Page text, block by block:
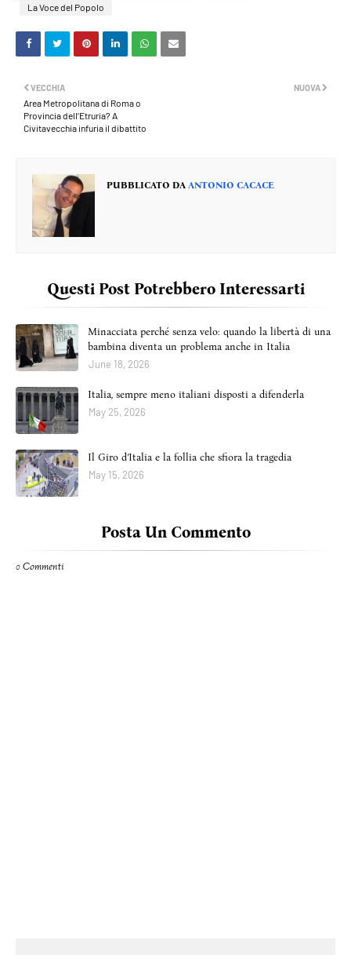
La Voce del Popolo
NUOVA
VECCHIA
Area Metropolitana di Roma o
Provincia dell’Etruria? A
Civitavecchia infuria il dibattito
PUBBLICATO DA ANTONIO CACACE
Questi Post Potrebbero Interessarti
Minacciata perché senza velo: quando la libertà di una
bambina diventa un problema anche in Italia
June 18, 2026
Italia, sempre meno italiani disposti a difenderla
May 25, 2026
Il Giro d’Italia e la follia che sfiora la tragedia
May 15, 2026
Posta Un Commento
0 Commenti